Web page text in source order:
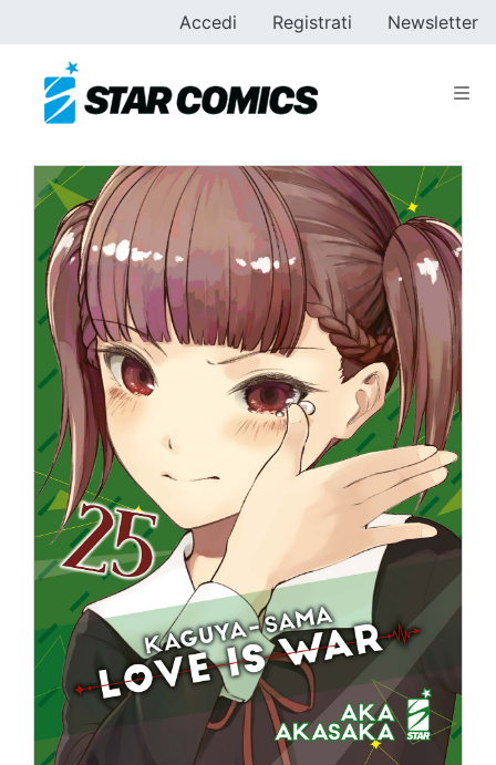
Accedi Registrati Newsletter